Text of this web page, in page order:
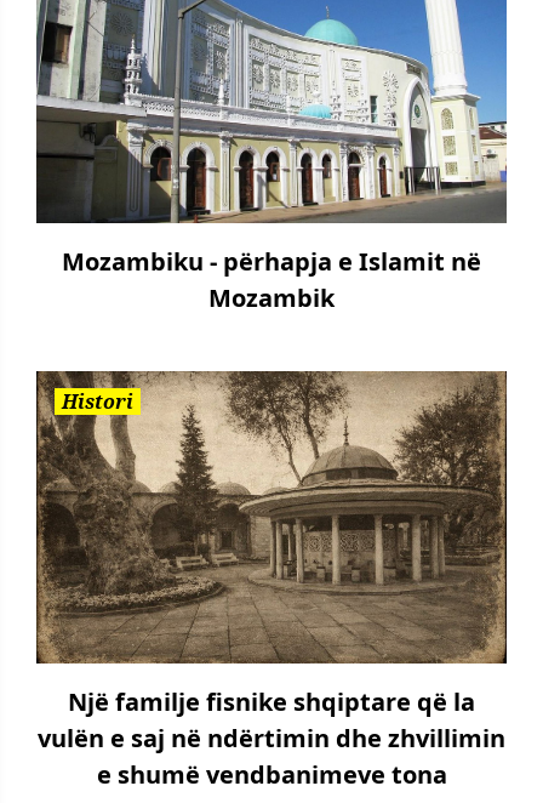
Mozambiku - përhapja e Islamit në
Mozambik
Histori
Një familje fisnike shqiptare që la
vulën e saj në ndërtimin dhe zhvillimin
e shumë vendbanimeve tona